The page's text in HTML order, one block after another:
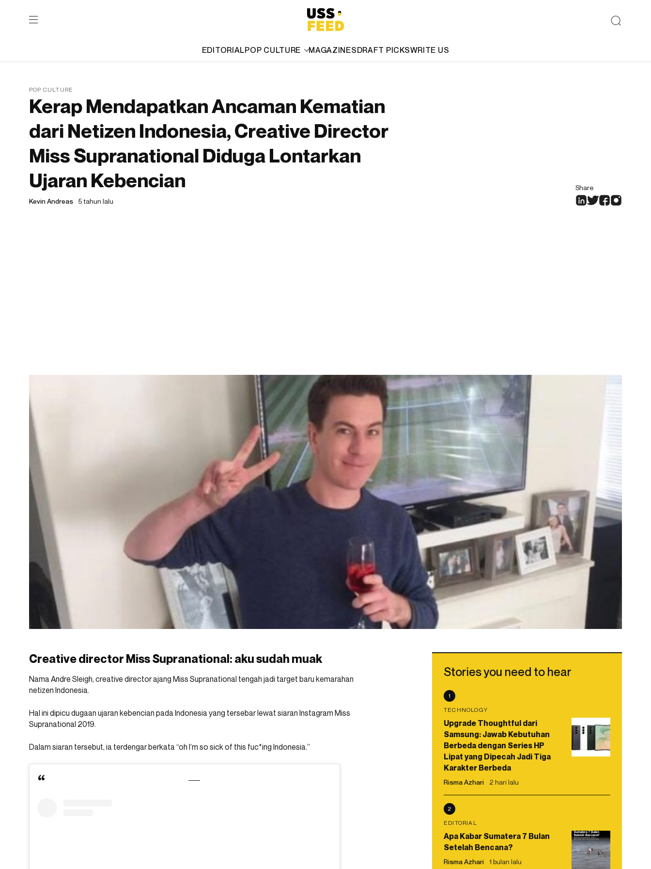
EDITORIALPOP CULTURE MAGAZINESDRAFT PICKSWRITE US
POP CULTURE
Kerap Mendapatkan Ancaman Kematian
dari Netizen Indonesia, Creative Director
Miss Supranational Diduga Lontarkan
Ujaran Kebencian
Kevin Andreas 5 tahun lalu
Share
Creative director Miss Supranational: aku sudah muak
Nama Andre Sleigh, creative director ajang Miss Supranational tengah jadi target baru kemarahan
netizen Indonesia.
Hal ini dipicu dugaan ujaran kebencian pada Indonesia yang tersebar lewat siaran Instagram Miss
Supranational 2019.
Dalam siaran tersebut, ia terdengar berkata “oh I’m so sick of this fuc*ing Indonesia.”
Stories you need to hear
1
TECHNOLOGY
Upgrade Thoughtful dari
Samsung: Jawab Kebutuhan
Berbeda dengan Series HP
Lipat yang Dipecah Jadi Tiga
Karakter Berbeda
Risma Azhari 2 hari lalu
2
EDITORIAL
Apa Kabar Sumatera 7 Bulan
Setelah Bencana?
Risma Azhari 1 bulan lalu